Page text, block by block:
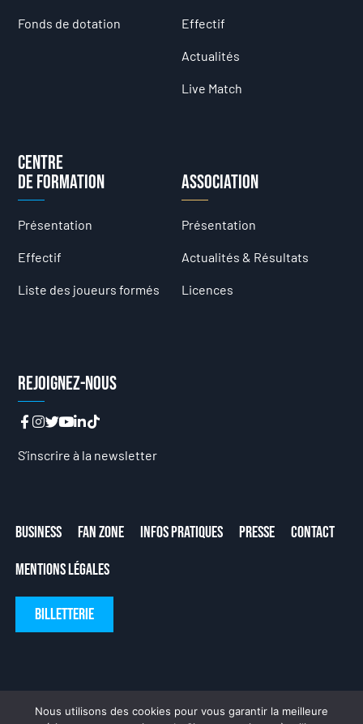
Fonds de dotation Effectif
Actualités
Live Match
Centre
de formation
Présentation
Effectif
Liste des joueurs formés
Association
Présentation
Actualités & Résultats
Licences
Rejoignez-nous
S’inscrire à la newsletter
Business Fan Zone Infos Pratiques Presse
Contact
Mentions Légales
Billetterie
Nous utilisons des cookies pour vous garantir la meilleure